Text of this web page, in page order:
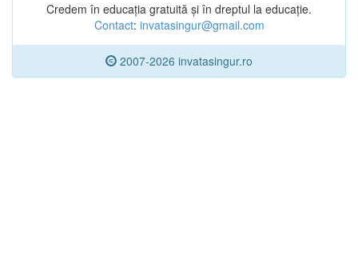
Credem în educația gratuită și în dreptul la educație.
Contact: invatasingur@gmail.com
2007-2026 invatasingur.ro